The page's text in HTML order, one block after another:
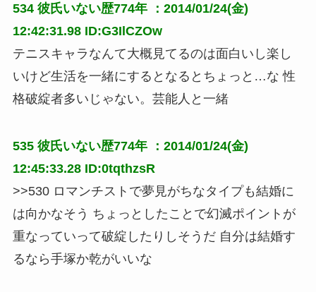
534 彼氏いない歴774年
：2014/01/24(金)
12:42:31.98 ID:G3IlCZOw
テニスキャラなんて大概見てるのは面白いし楽し
いけど生活を一緒にするとなるとちょっと…な 性
格破綻者多いじゃない。芸能人と一緒
535 彼氏いない歴774年
：2014/01/24(金)
12:45:33.28 ID:0tqthzsR
>>530 ロマンチストで夢見がちなタイプも結婚に
は向かなそう ちょっとしたことで幻滅ポイントが
重なっていって破綻したりしそうだ 自分は結婚す
るなら手塚か乾がいいな